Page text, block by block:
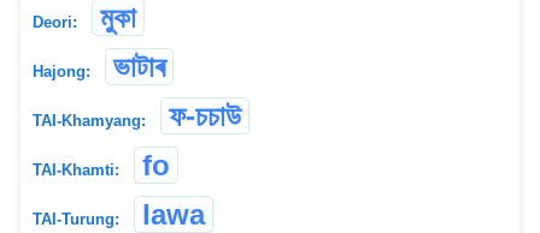
Deori: মুকা
Hajong: ভাটাৰ
TAI-Khamyang: ফ-চচাউ
TAI-Khamti: fo
TAI-Turung: lawa